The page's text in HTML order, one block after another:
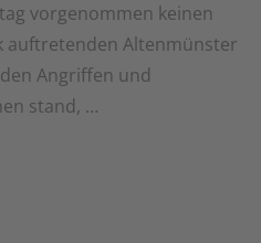
vorgenommen keinen
auftretenden Altenmünster
Angriffen und
stand, …